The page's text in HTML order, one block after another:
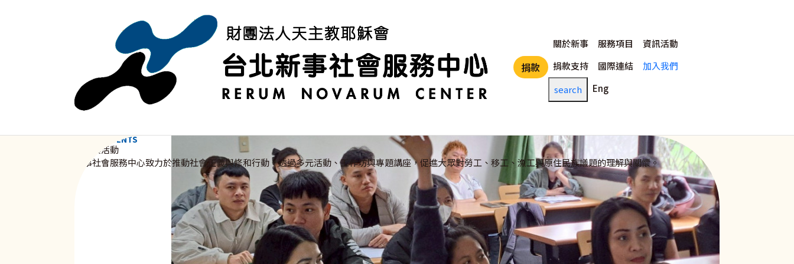
捐款
主選單
關於新事 服務項目
資訊活動
捐款支持
國際連結
加入我們
search
Eng
NEWS & EVENTS
資訊與活動
新事社會服務中心致力於推動社會正義與修和行動，透過多元活動、工作坊與專題講座，促進大眾對勞工、移工、漁工與原住民族議題的理解與關懷。